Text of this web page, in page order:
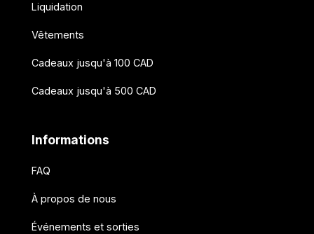
Liquidation
Vêtements
Cadeaux jusqu'à 100 CAD
Cadeaux jusqu'à 500 CAD
Informations
FAQ
À propos de nous
Événements et sorties